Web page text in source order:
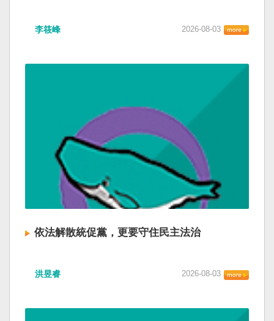
李筱峰 2026-08-03
依法解散統促黨，更要守住民主法治
洪昱睿 2026-08-03